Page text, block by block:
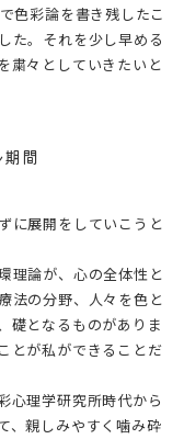
色彩論を書き残したこ
た。それを少し早める
粛々としていきたいと
間
に展開をしていこうと
理論が、心の全体性と
法の分野、人々を色と
礎となるものがありま
とが私ができることだ
心理学研究所時代から
、親しみやすく噛み砕